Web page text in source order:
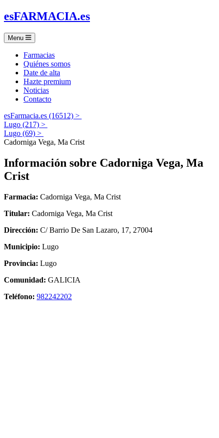
esFARMACIA.es
Menu
Farmacias
Quiénes somos
Date de alta
Hazte premium
Noticias
Contacto
esFarmacia.es (16512) >
Lugo (217) >
Lugo (69) >
Cadorniga Vega, Ma Crist
Información sobre Cadorniga Vega, Ma
Crist
Farmacia: Cadorniga Vega, Ma Crist
Titular: Cadorniga Vega, Ma Crist
Dirección: C/ Barrio De San Lazaro, 17, 27004
Municipio: Lugo
Provincia: Lugo
Comunidad: GALICIA
Teléfono: 982242202